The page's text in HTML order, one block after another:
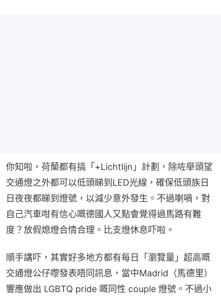
你知啦，荷蘭都有搞「+Lichtlijn」計劃，除咗舉頭望
交通燈之外都可以低頭睇到LED光線，確保低頭族日
日夜夜都睇到燈號，以減少意外發生。不過喇喎，對
自己汽車咁有信心嘅德國人又點會覺得過馬路有難
度？放假熄燈合情合理。比支燈休息吓啦。
順手講吓，其實好多地方都有每日「瀏覽量」超高嘅
交通燈公仔嚟發表唔同訊息，當中Madrid（馬德里）
響應做出 LGBTQ pride 嘅同性 couple 燈號。不過小